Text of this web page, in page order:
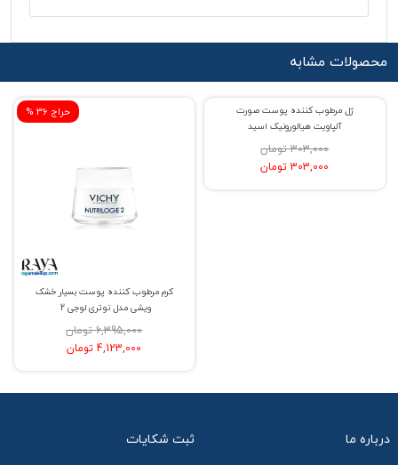
محصولات مشابه
% حراج 36
کرم مرطوب کننده پوست بسیار خشک
ویشی مدل نوتری لوجی 2
6,395,000 تومان
4,123,000 تومان
% حراج 0
ژل مرطوب کننده پوست صورت
آلپاویت هیالورونیک اسید
303,000 تومان
303,000 تومان
درباره ما ثبت شکایات